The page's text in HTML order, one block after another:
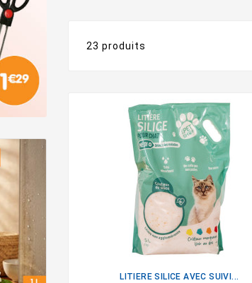
23 produits
LITIERE SILICE AVEC SUIVI...